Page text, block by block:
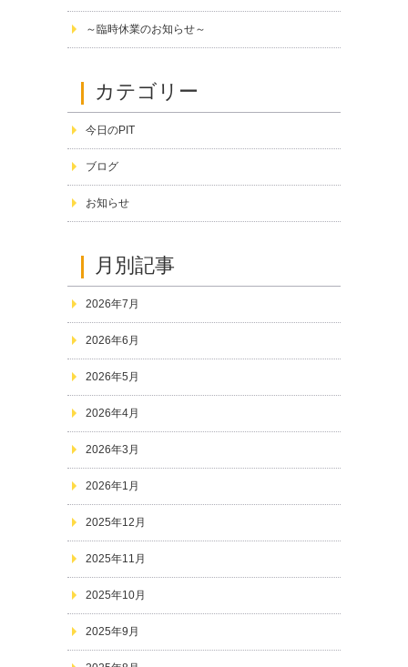
～臨時休業のお知らせ～
カテゴリー
今日のPIT
ブログ
お知らせ
月別記事
2026年7月
2026年6月
2026年5月
2026年4月
2026年3月
2026年1月
2025年12月
2025年11月
2025年10月
2025年9月